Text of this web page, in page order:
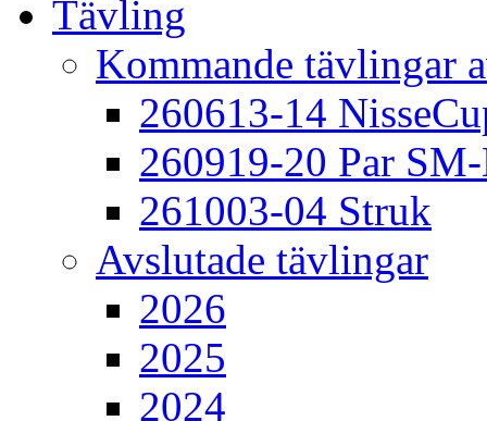
Tävling
Kommande tävlingar
260613-14
260919-20 Par
261003-04 Struk
Avslutade tävlingar
2026
2025
2024